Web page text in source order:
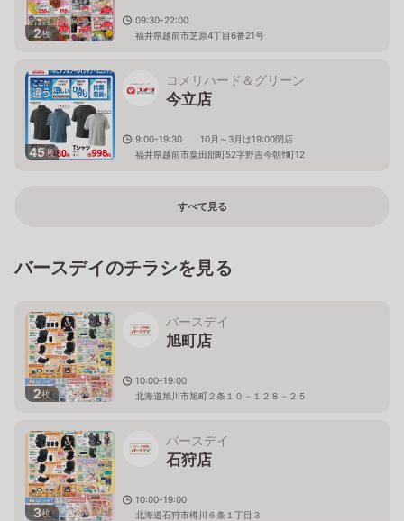
2枚
09:30-22:00
福井県越前市芝原4丁目6番21号
45枚
コメリハード＆グリーン
今立店
9:00-19:30 10月～3月は19:00閉店
福井県越前市粟田部町52字野吉今朝ｹ町12
すべて見る
バースデイのチラシを見る
2枚
バースデイ
旭町店
10:00-19:00
北海道旭川市旭町２条１０－１２８－２５
3枚
バースデイ
石狩店
10:00-19:00
北海道石狩市樽川６条１丁目３